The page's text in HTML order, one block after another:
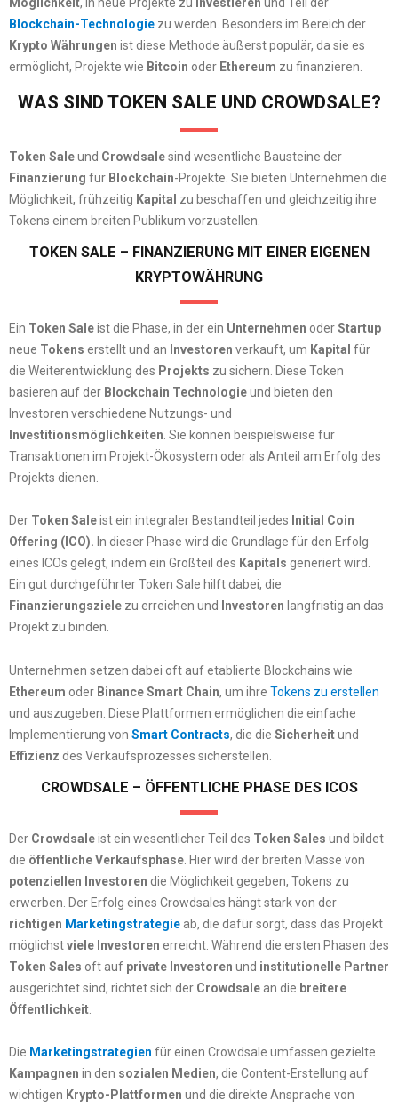
Blockchain-Technologie zu werden. Besonders im Bereich der
Krypto Währungen ist diese Methode äußerst populär, da sie es
ermöglicht, Projekte wie Bitcoin oder Ethereum zu finanzieren.
WAS SIND TOKEN SALE UND CROWDSALE?
Token Saleund Crowdsalesind wesentliche Bausteine der
Finanzierung für Blockchain-Projekte. Sie bieten Unternehmen die
Möglichkeit, frühzeitig Kapital zu beschaffen und gleichzeitig ihre
Tokens einem breiten Publikum vorzustellen.
TOKEN SALE – FINANZIERUNG MIT EINER EIGENEN
KRYPTOWÄHRUNG
Ein Token Saleist die Phase, in der ein Unternehmen oderStartup
neue Tokens erstellt und an Investoren verkauft, um Kapital für
die Weiterentwicklung des Projekts zu sichern. Diese Token
basieren auf der Blockchain Technologieund bieten den
Investoren verschiedene Nutzungs- und
Investitionsmöglichkeiten . Sie können beispielsweise für
Transaktionen im Projekt-Ökosystem oder als Anteil am Erfolg des
Projekts dienen.
Der Token Saleist ein integraler Bestandteil jedes Initial Coin
Offering (ICO). In dieser Phase wird die Grundlage für den Erfolg
eines ICOs gelegt, indem ein Großteil des Kapitals generiert wird.
Ein gut durchgeführter Token Sale hilft dabei, die
Finanzierungsziele zu erreichen und Investoren langfristig an das
Projekt zu binden.
Unternehmen setzen dabei oft auf etablierte Blockchains wie
Ethereum oder Binance Smart Chain, um ihre Tokens zu erstellen
und auszugeben. Diese Plattformen ermöglichen die einfache
Implementierung von Smart Contracts, die die Sicherheitund
Effizienz des Verkaufsprozesses sicherstellen.
CROWDSALE – ÖFFENTLICHE PHASE DES ICOS
Der Crowdsaleist ein wesentlicher Teil des Token Sales und bildet
die öffentliche Verkaufsphase . Hier wird der breiten Masse von
potenziellen Investoren die Möglichkeit gegeben, Tokens zu
erwerben. Der Erfolg eines Crowdsales hängt stark von der
richtigen Marketingstrategie ab, die dafür sorgt, dass das Projekt
möglichstviele Investoren erreicht. Während die ersten Phasen des
Token Sales oft auf private Investoren und institutionelle Partner
ausgerichtet sind, richtet sich der Crowdsale an die breitere
Öffentlichkeit
Die Marketingstrategien für einen Crowdsale umfassen gezielte
Kampagnen in den sozialen Medien, die Content-Erstellung auf
wichtigen Krypto-Plattformen und die direkte Ansprache von